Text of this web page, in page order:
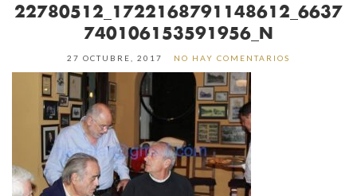
22780512_1722168791148612_6637
740106153591956_N
27 OCTUBRE, 2017 NO HAY COMENTARIOS